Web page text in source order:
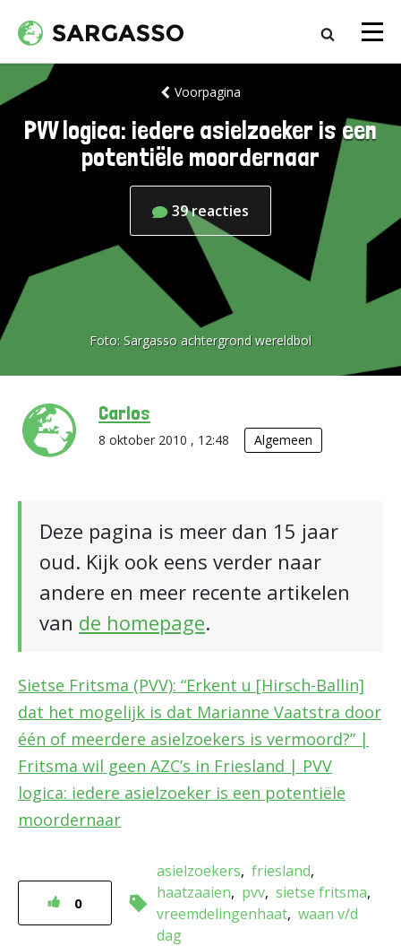
Voorpagina
PVV logica: iedere asielzoeker is een
potentiële moordernaar
39reacties
Foto: Sargasso achtergrond wereldbol
Carlos
8 oktober 2010 , 12:48 Algemeen
Deze pagina is meer dan 15 jaar
oud. Kijk ook eens verder naar
andere en meer recente artikelen
van de homepage.
Sietse Fritsma (PVV): “Erkent u [Hirsch-Ballin]
dat het mogelijk is dat Marianne Vaatstra door
één of meerdere asielzoekers is vermoord?” |
Fritsma wil geen AZC’s in Friesland | PVV
logica: iedere asielzoeker is een potentiële
moordernaar
0
asielzoekers friesland
haatzaaien
pvv sietse fritsma
vreemdelingenhaat waan v/d
dag